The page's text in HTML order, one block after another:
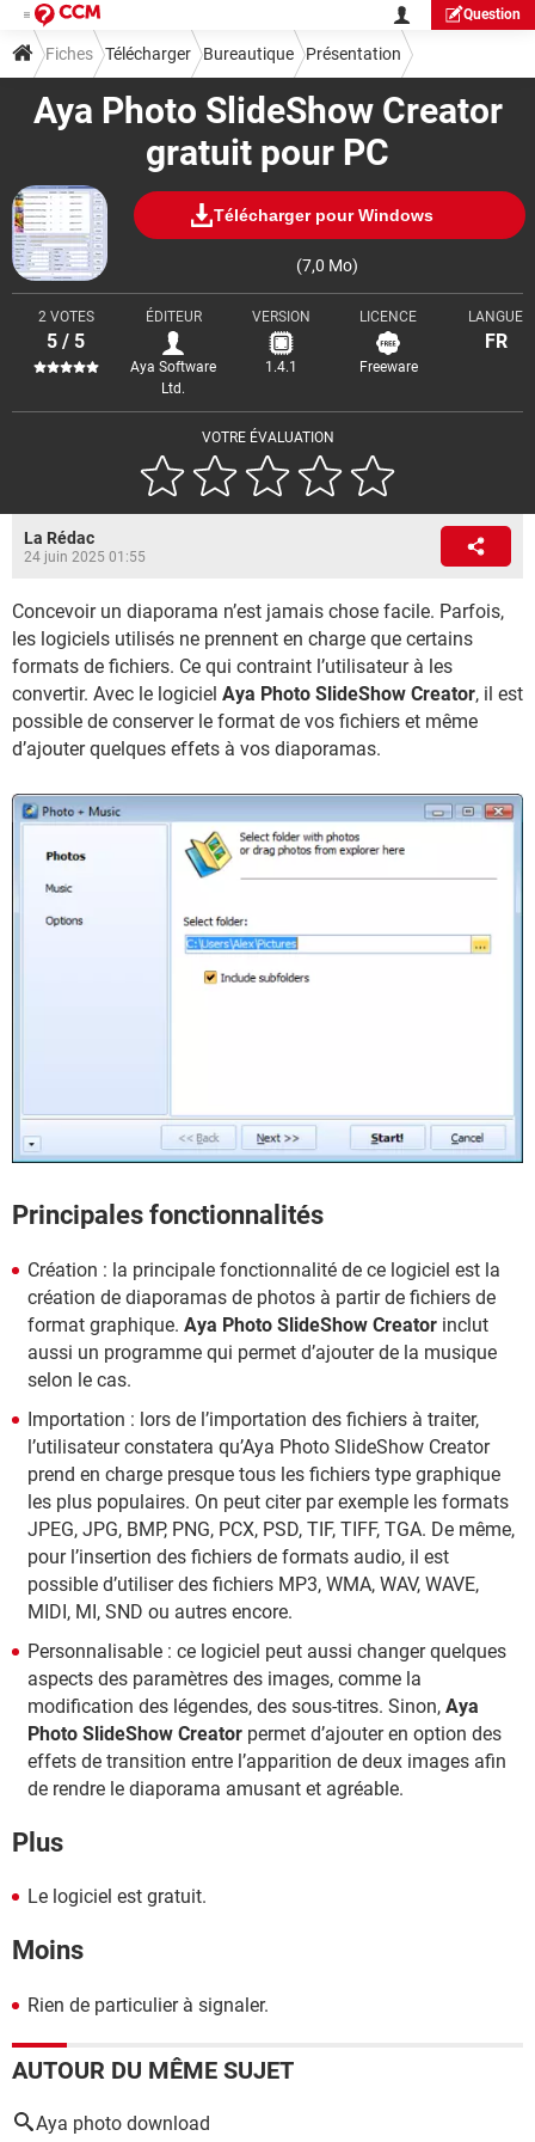
Question
Aya Photo SlideShow Creator
gratuit pour PC
Télécharger pour Windows
(7,0 Mo)
VOTRE ÉVALUATION
2 VOTES
5 / 5
ÉDITEUR
Aya Software
Ltd.
VERSION
1.4.1
LICENCE
Freeware
LANGUE
FR
Fiches Télécharger Bureautique Présentation
La Rédac
24 juin 2025 01:55
Concevoir un diaporama n’est jamais chose facile. Parfois,
les logiciels utilisés ne prennent en charge que certains
formats de fichiers. Ce qui contraint l’utilisateur à les
convertir. Avec le logiciel Aya Photo SlideShow Creator, il est
possible de conserver le format de vos fichiers et même
d’ajouter quelques effets à vos diaporamas.
Principales fonctionnalités
Création : la principale fonctionnalité de ce logiciel est la
création de diaporamas de photos à partir de fichiers de
format graphique. Aya Photo SlideShow Creator inclut
aussi un programme qui permet d’ajouter de la musique
selon le cas.
Importation : lors de l’importation des fichiers à traiter,
l’utilisateur constatera qu’Aya Photo SlideShow Creator
prend en charge presque tous les fichiers type graphique
les plus populaires. On peut citer par exemple les formats
JPEG, JPG, BMP, PNG, PCX, PSD, TIF, TIFF, TGA. De même,
pour l’insertion des fichiers de formats audio, il est
possible d’utiliser des fichiers MP3, WMA, WAV, WAVE,
MIDI, MI, SND ou autres encore.
Personnalisable : ce logiciel peut aussi changer quelques
aspects des paramètres des images, comme la
modification des légendes, des sous-titres. Sinon, Aya
Photo SlideShow Creator permet d’ajouter en option des
effets de transition entre l’apparition de deux images afin
de rendre le diaporama amusant et agréable.
Plus
Le logiciel est gratuit.
Moins
Rien de particulier à signaler.
AUTOUR DU MÊME SUJET
Aya photo download